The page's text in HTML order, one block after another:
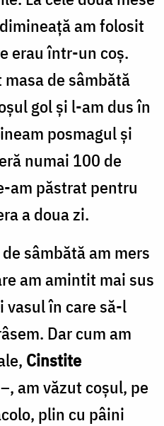
am folosit
erau într-un coş.
de sâmbătă
gol şi l-am dus în
posmagul şi
numai 100 de
am păstrat pentru
a doua zi.
sâmbătă am mers
am amintit mai sus
vasul în care să-l
Dar cum am
Cinstite
–, am văzut coşul, pe
plin cu pâini